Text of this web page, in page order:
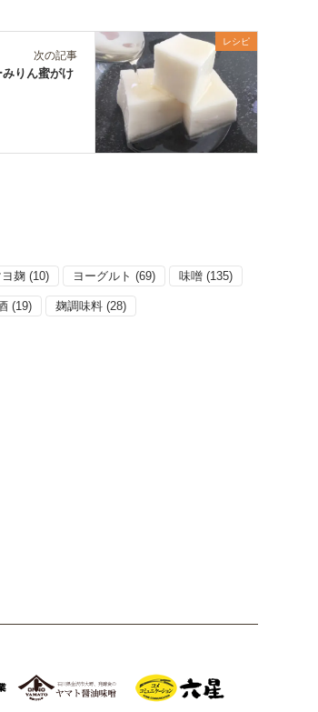
レシピ
次の記事
りん蜜がけ
ヨ麹 (10) ヨーグルト (69) 味噌 (135)
(19) 麹調味料 (28)